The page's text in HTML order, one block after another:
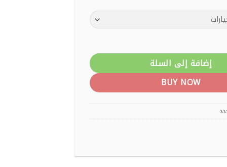
641 EGP.
570 EGP.
ميني شكل تليفزيون باتنين اضاءة مختلفة قابل للشحن
إضافة إلى السلة
BUY NOW